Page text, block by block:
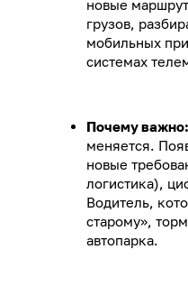
новые
грузов,
мобильных
системах
Почему важно:
меняется.
новые
логистика),
Водитель,
старому»,
автопарка.